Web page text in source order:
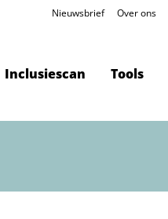
Inclusiescan Tools
Nieuwsbrief Over ons